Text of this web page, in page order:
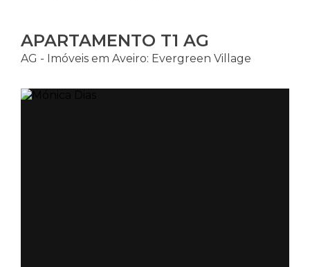
APARTAMENTO T1 AG
AG - Imóveis em Aveiro: Evergreen Village